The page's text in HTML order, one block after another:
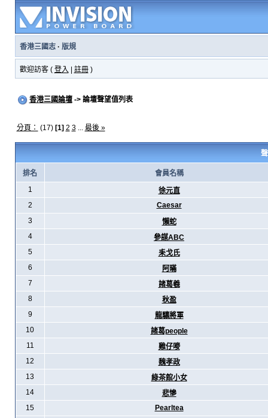
香港三國志· 版規
歡迎訪客 ( 登入 註冊)
香港三國論壇-> 論壇聲望值列表
分頁： (17) [1] 2 3... 最後 »
排名
會員名稱
1
徐元直
2
Caesar
3
懶蛇
4
參謀ABC
5
耒戈氏
6
阿暪
7
諸葛羲
8
秋盈
9
龍驤將軍
10
諸葛people
11
雞仔嘜
12
魏孝政
13
綠茶館小女
14
悲慘
15
Pearltea